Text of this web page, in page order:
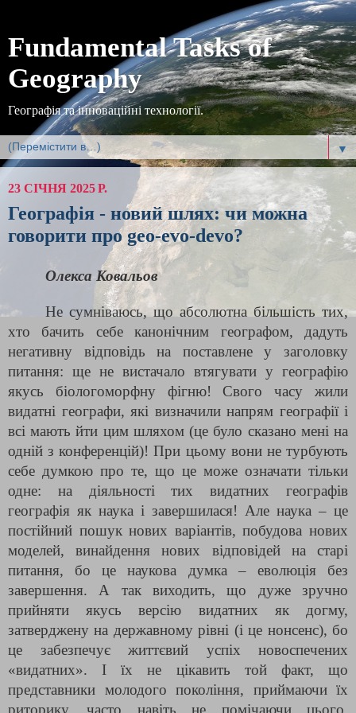
Fundamental Tasks of
Geography
Географія та інноваційні технології.
▼
23 СІЧНЯ 2025 Р.
Географія - новий шлях: чи можна
говорити про geo-evo-devo?
Олекса Ковальов
Не сумніваюсь, що абсолютна більшість тих,
хто бачить себе канонічним географом, дадуть
негативну відповідь на поставлене у заголовку
питання: ще не вистачало втягувати у географію
якусь біологоморфну фігню! Свого часу жили
видатні географи, які визначили напрям географії і
всі мають йти цим шляхом (це було сказано мені на
одній з конференцій)! При цьому вони не турбують
себе думкою про те, що це може означати тільки
одне: на діяльності тих видатних географів
географія як наука і завершилася! Але наука – це
постійний пошук нових варіантів, побудова нових
моделей, винайдення нових відповідей на старі
питання, бо це наукова думка – еволюція без
завершення. А так виходить, що дуже зручно
прийняти якусь версію видатних як догму,
затверджену на державному рівні (і це нонсенс), бо
це забезпечує життєвий успіх новоспечених
«видатних». І їх не цікавить той факт, що
представники молодого покоління, приймаючи їх
риторику, часто навіть не помічаючи цього,